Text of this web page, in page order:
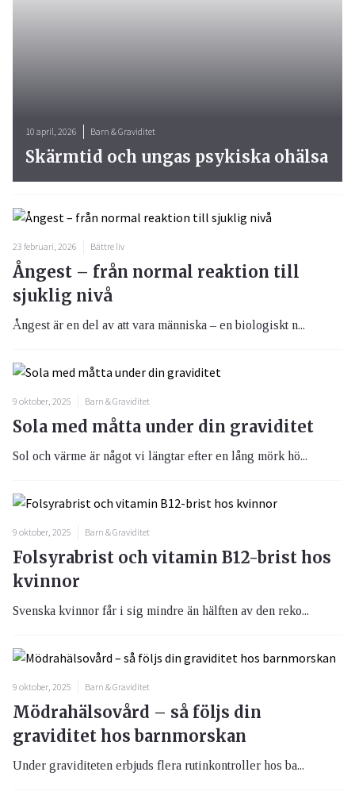
10 april, 2026 Barn & Graviditet
Skärmtid och ungas psykiska ohälsa
23 februari, 2026 Bättre liv
Ångest – från normal reaktion till
sjuklig nivå
Ångest är en del av att vara människa – en biologiskt n...
9 oktober, 2025 Barn & Graviditet
Sola med måtta under din graviditet
Sol och värme är något vi längtar efter en lång mörk hö...
9 oktober, 2025 Barn & Graviditet
Folsyrabrist och vitamin B12-brist hos
kvinnor
Svenska kvinnor får i sig mindre än hälften av den reko...
9 oktober, 2025 Barn & Graviditet
Mödrahälsovård – så följs din
graviditet hos barnmorskan
Under graviditeten erbjuds flera rutinkontroller hos ba...